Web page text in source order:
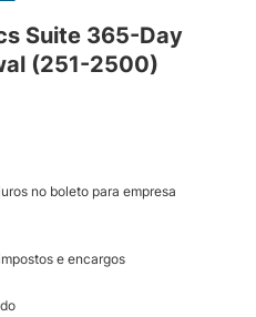
Suite 365-Day
(251-2500)
no boleto para empresa
e encargos